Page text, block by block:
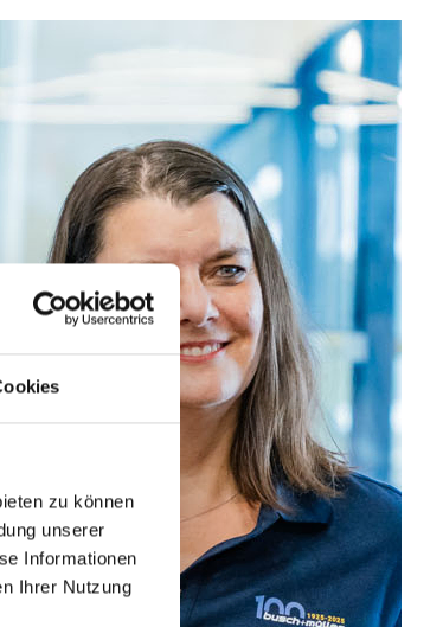
zu können
unserer
Informationen
Ihrer Nutzung